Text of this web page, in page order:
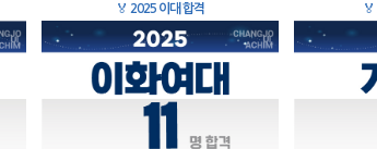
🏅 2025 이대 합격 🏅